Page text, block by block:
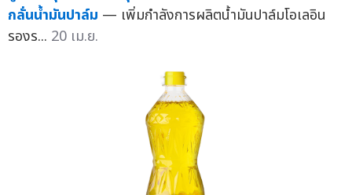
กลั่นน้ำมันปาล์ม — เพิ่มกำลังการผลิตน้ำมันปาล์มโอเลอิน
รองร... 20 เม.ย.